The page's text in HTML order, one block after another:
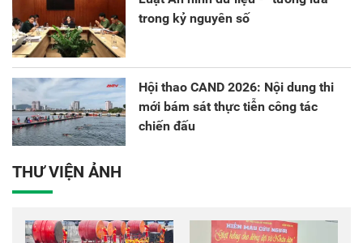
trong kỷ nguyên số
Hội thao CAND 2026: Nội dung thi
mới bám sát thực tiễn công tác
chiến đấu
THƯ VIỆN ẢNH